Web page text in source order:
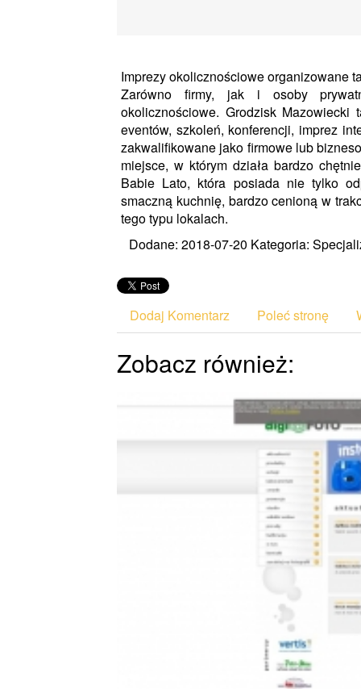
Imprezy okolicznościowe organizowane
Zarówno firmy, jak i osoby
okolicznościowe. Grodzisk
eventów, szkoleń, konferencji, imprez
zakwalifikowane jako firmowe lub
miejsce, w którym działa bardzo
Babie Lato, która posiada nie tylko
smaczną kuchnię, bardzo cenioną w
tego typu lokalach.
Dodane: 2018-07-20 Kategoria:
Dodaj Komentarz Poleć stronę
Zobacz również: